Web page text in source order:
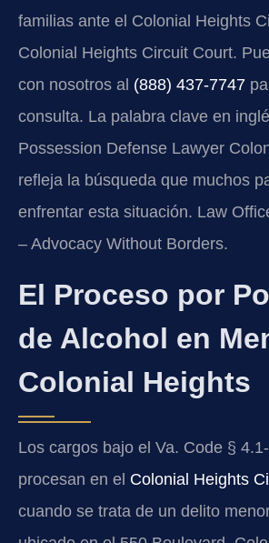
familias ante el Colonial Heights
Colonial Heights Circuit Court.
con nosotros al (888) 437-7747
consulta. La palabra clave en
Possession Defense Lawyer
refleja la búsqueda que muchos
enfrentar esta situación. Law
– Advocacy Without Borders.
El Proceso por
de Alcohol en
Colonial Heights
Los cargos bajo el Va. Code §
procesan en el Colonial Heights
cuando se trata de un delito